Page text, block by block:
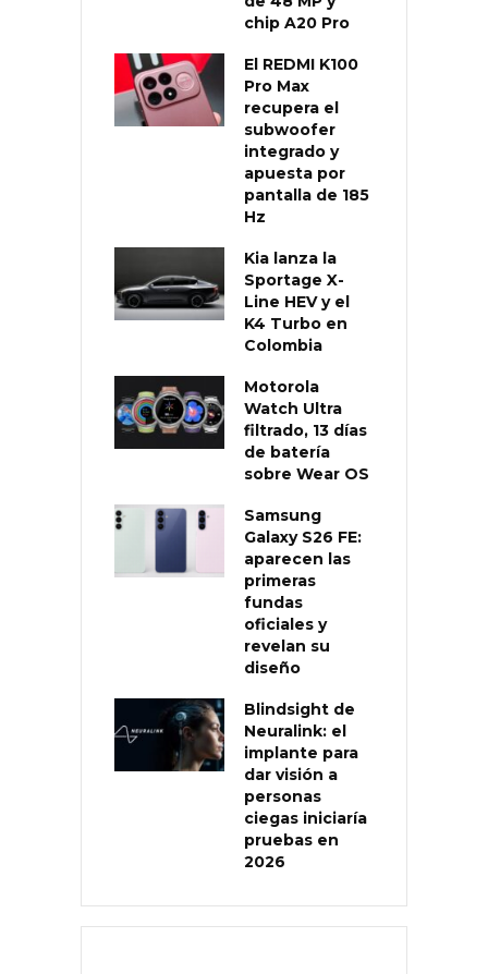
chip A20 Pro
El REDMI K100
Pro Max
recupera el
subwoofer
integrado y
apuesta por
pantalla de 185
Hz
Kia lanza la
Sportage X-
Line HEV y el
K4 Turbo en
Colombia
Motorola
Watch Ultra
filtrado, 13 días
de batería
sobre Wear OS
Samsung
Galaxy S26 FE:
aparecen las
primeras
fundas
oficiales y
revelan su
diseño
Blindsight de
Neuralink: el
implante para
dar visión a
personas
ciegas iniciaría
pruebas en
2026